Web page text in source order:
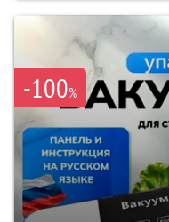
-100%